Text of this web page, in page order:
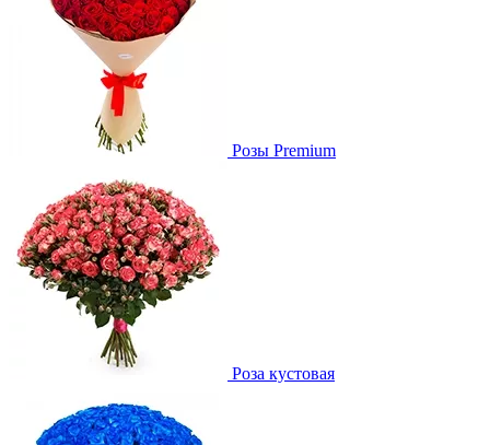
Розы Premium
Роза кустовая